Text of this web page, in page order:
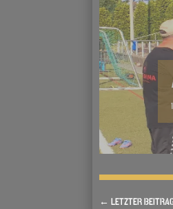
←LETZTER